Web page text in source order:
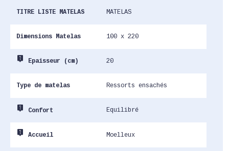
TITRE LISTE MATELAS MATELAS
Dimensions Matelas 100 x 220
live_help Epaisseur (cm) 20
Type de matelas Ressorts ensachés
live_help Confort Equilibré
live_help Accueil Moelleux